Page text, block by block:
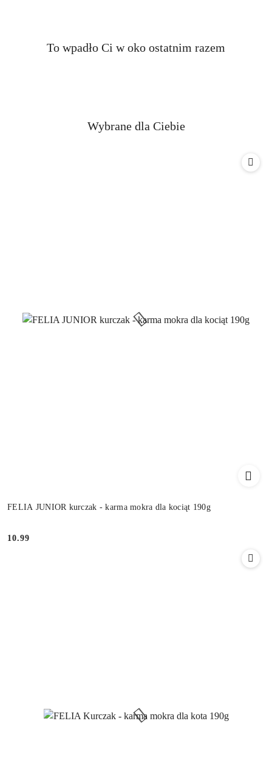
Pomiń karuzelę produktów
Produkty
To wpadło Ci w oko ostatnim razem
Pomiń karuzelę produktów
Produkty
Wybrane dla Ciebie
FELIA JUNIOR kurczak - karma mokra dla kociąt 190g
Cena:
10.99